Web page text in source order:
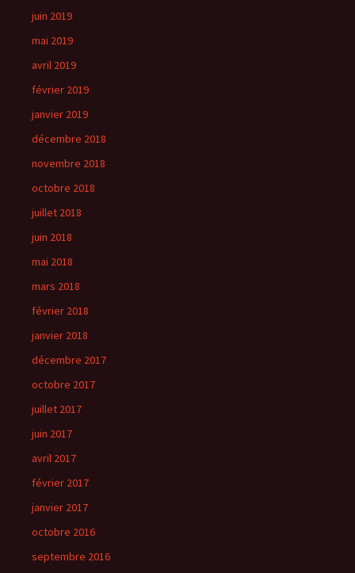
juin 2019
mai 2019
avril 2019
février 2019
janvier 2019
décembre 2018
novembre 2018
octobre 2018
juillet 2018
juin 2018
mai 2018
mars 2018
février 2018
janvier 2018
décembre 2017
octobre 2017
juillet 2017
juin 2017
avril 2017
février 2017
janvier 2017
octobre 2016
septembre 2016